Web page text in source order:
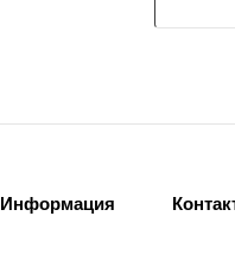
Информация